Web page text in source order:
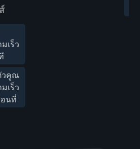
เร็ว
วคูณ
เร็ว
อนที่